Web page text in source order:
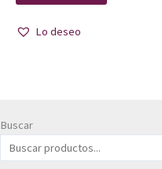
Lo deseo
Buscar